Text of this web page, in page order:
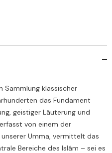
Sammlung klassischer
das Fundament
geistiger Läuterung und
von einem der
Umma, vermittelt das
Bereiche des Islâm – sei es